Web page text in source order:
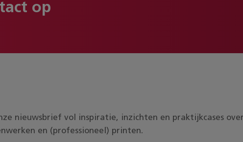
op
nieuwsbrief vol inspiratie, inzichten en praktijkcases
en (professioneel) printen.